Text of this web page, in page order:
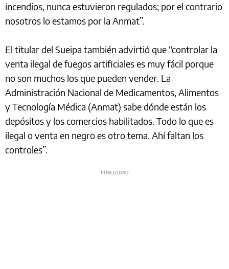
incendios, nunca estuvieron regulados; por el contrario
nosotros lo estamos por la Anmat”.
El titular del Sueipa también advirtió que “controlar la
venta ilegal de fuegos artificiales es muy fácil porque
no son muchos los que pueden vender. La
Administración Nacional de Medicamentos, Alimentos
y Tecnología Médica (Anmat) sabe dónde están los
depósitos y los comercios habilitados. Todo lo que es
ilegal o venta en negro es otro tema. Ahí faltan los
controles”.